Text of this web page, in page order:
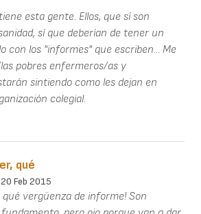
esta gente. Ellos, que sí son
sí que deberían de tener un
con los "informes" que escriben... Me
pobres enfermeros/as y
sintiendo como les dejan en
colegial.
qué
20 Feb 2015
qué vergüenza de informe! Son